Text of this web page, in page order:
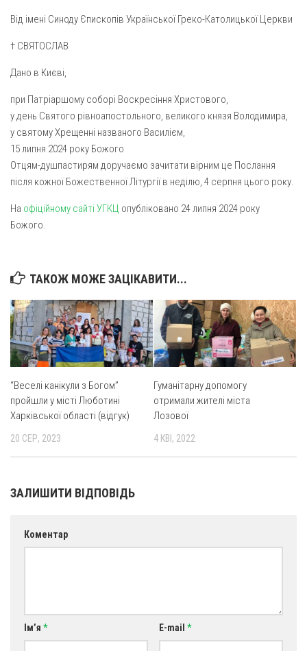
Від імені Синоду Єпископів Української Греко-Католицької Церкви
† СВЯТОСЛАВ
Дано в Києві,
при Патріаршому соборі Воскресіння Христового,
у день Святого рівноапостольного, великого князя Володимира,
у святому Хрещенні названого Василієм,
15 липня 2024 року Божого
Отцям-душпастирям доручаємо зачитати вірним це Послання
після кожної Божественної Літургії в неділю, 4 серпня цього року.
На офіційному сайті УГКЦ опубліковано 24 липня 2024 року
Божого.
ТАКОЖ МОЖЕ ЗАЦІКАВИТИ...
“Веселі канікули з Богом”
пройшли у місті Люботині
Харківської області (відгук)
20 СЕР, 2023
Гуманітарну допомогу
отримали жителі міста
Лозової
4 КВІ, 2022
ЗАЛИШИТИ ВІДПОВІДЬ
Коментар
Ім’я * E-mail *